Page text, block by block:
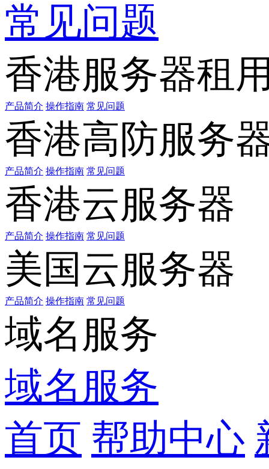
常见问题
香港服务器租
产品简介 操作指南 常见问题
香港高防服务
产品简介 操作指南 常见问题
香港云服务器
产品简介 操作指南 常见问题
美国云服务器
产品简介 操作指南 常见问题
域名服务
域名服务
首页 帮助中心